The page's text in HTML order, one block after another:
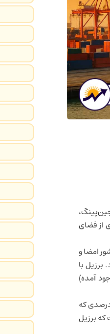
از فضای
امضا و
برزیلبا
آمده)
تجارت خارجی وزارت کشاورزی برزیل، در گفت‌وگویی با رویترز اظهار کرد: «با توجه به تعرفه ۱۴۵ درصدی که
که برزیل